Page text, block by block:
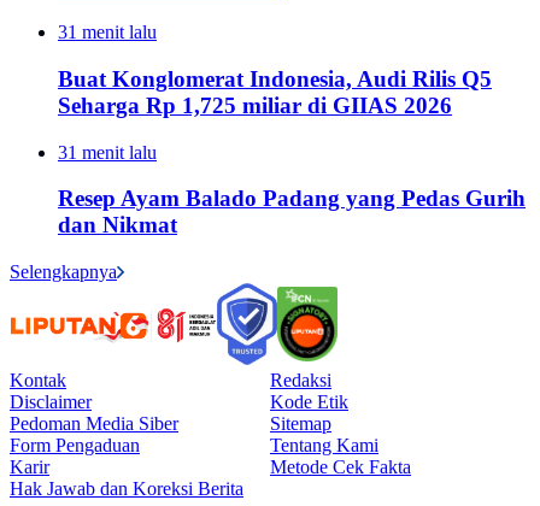
31 menit lalu
Buat Konglomerat Indonesia, Audi Rilis Q5
Seharga Rp 1,725 miliar di GIIAS 2026
31 menit lalu
Resep Ayam Balado Padang yang Pedas Gurih
dan Nikmat
Selengkapnya
Kontak
Redaksi
Disclaimer
Kode Etik
Pedoman Media Siber
Sitemap
Form Pengaduan
Tentang Kami
Karir
Metode Cek Fakta
Hak Jawab dan Koreksi Berita